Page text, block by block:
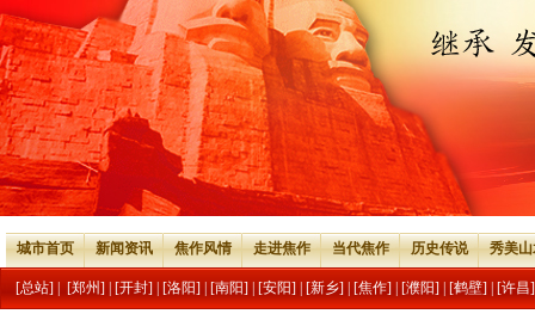
城市首页 新闻资讯 焦作风情 走进焦作 当代焦作 历史传说 秀美
[总站] [郑州] [开封] [洛阳] [南阳] [安阳] [新乡] [焦作] [濮阳] [鹤壁] [许昌]